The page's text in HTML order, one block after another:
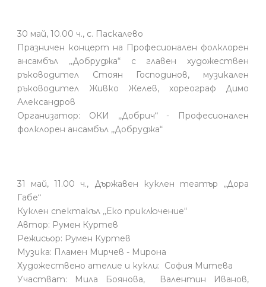
30 май, 10.00 ч., с. Паскалево
Празничен концерт на Професионален фолклорен
ансамбъл ,,Добруджа“ с главен художествен
ръководител Стоян Господинов, музикален
ръководител Живко Желев, хореограф Димо
Александров
Организатор: ОКИ ,,Добрич“ - Професионален
фолклорен ансамбъл ,,Добруджа“
31 май, 11.00 ч., Държавен куклен театър ,,Дора
Габе“
Куклен спектакъл ,,Еко приключение“
Автор: Румен Куртев
Режисьор: Румен Куртев
Музика: Пламен Мирчев - Мирона
Художествено ателие и кукли: София Митева
Участват: Мила Боянова, Валентин Иванов,